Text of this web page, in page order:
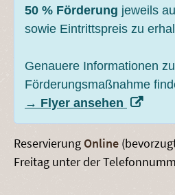
50 % Förderung jeweils
sowie Eintrittspreis zu
Genauere Informationen
Förderungsmaßnahme
→ Flyer ansehen
Reservierung Online
Freitag unter der